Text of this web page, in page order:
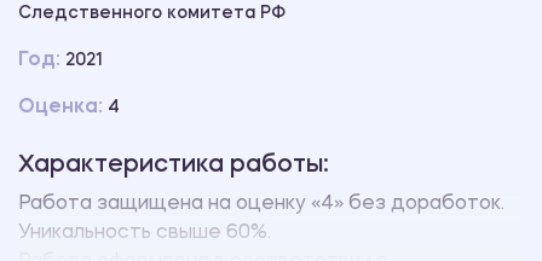
Следственного комитета РФ
Год: 2021
Оценка: 4
Характеристика работы:
Работа защищена на оценку «4» без доработок.
Уникальность свыше 60%.